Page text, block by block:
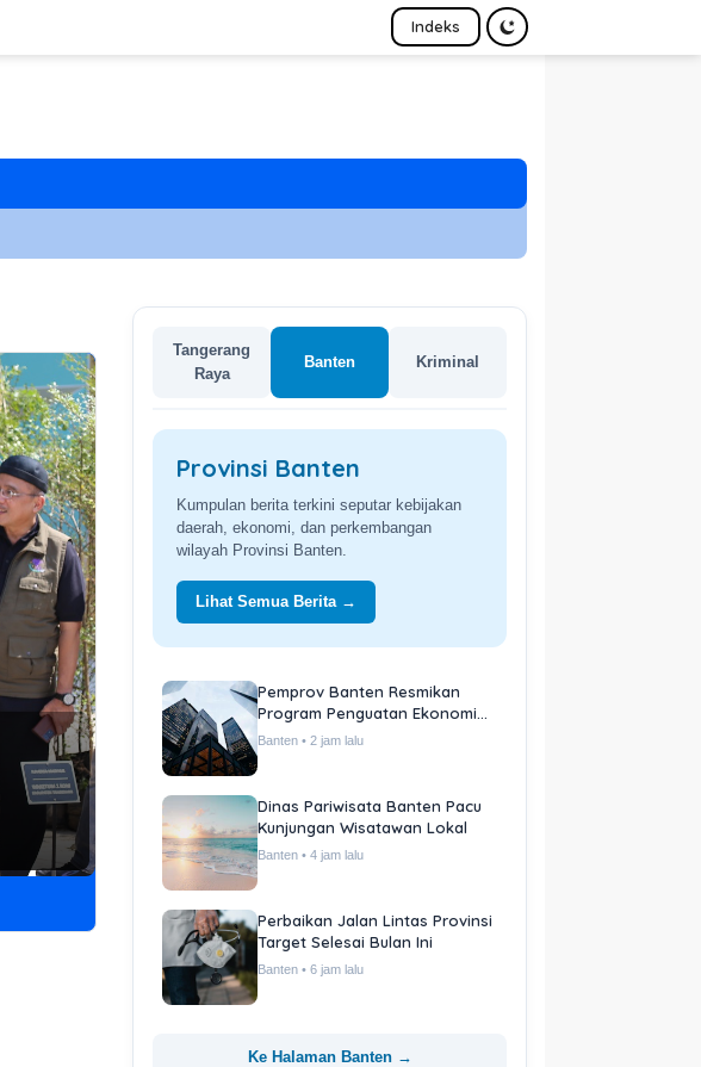
Indeks
Tangerang
Raya
Banten Kriminal
Provinsi Banten
Kumpulan berita terkini seputar kebijakan
daerah, ekonomi, dan perkembangan
wilayah Provinsi Banten.
Lihat Semua Berita →
Pemprov Banten Resmikan
Program Penguatan Ekonomi
Daerah
Banten • 2 jam lalu
Dinas Pariwisata Banten Pacu
Kunjungan Wisatawan Lokal
Banten • 4 jam lalu
Perbaikan Jalan Lintas Provinsi
Target Selesai Bulan Ini
Banten • 6 jam lalu
Ke Halaman Banten →